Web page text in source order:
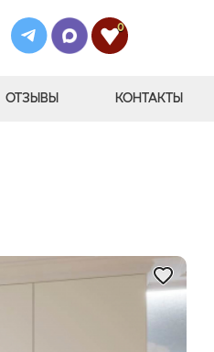
0
ОТЗЫВЫ КОНТАКТЫ